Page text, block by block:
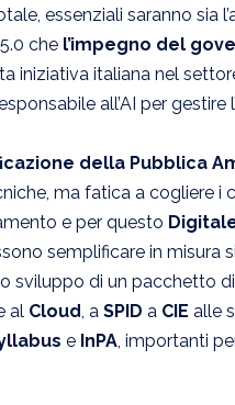
essenziali saranno sia
che l’impegno del
iniziativa italiana nel
all’AI per gestire
della Pubblica
ma fatica a cogliere i
e per questo
semplificare in misura
sviluppo di un pacchetto
al Cloud, a SPID a CIE alle
e InPA, importanti